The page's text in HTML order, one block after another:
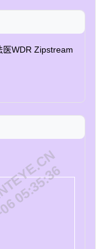
WDR Zipstream
05:35:36